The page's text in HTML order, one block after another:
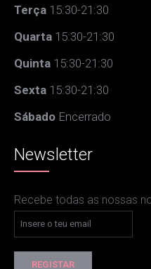
Terça 15:30-21:30
Quarta 15:30-21:30
Quinta 15:30-21:30
Sexta 15:30-21:30
Sábado Encerrado
Newsletter
Recebe todas as nossas